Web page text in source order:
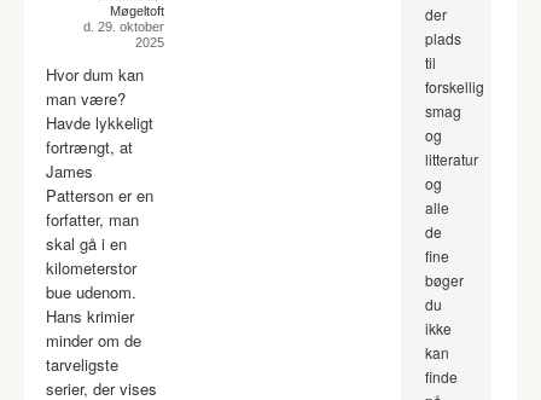
Møgeltoft
d. 29. oktober
2025
Hvor dum kan
man være?
Havde lykkeligt
fortrængt, at
James
Patterson er en
forfatter, man
skal gå i en
kilometerstor
bue udenom.
Hans krimier
minder om de
tarveligste
serier, der vises
der
plads
til
forskellig
smag
og
litteratur
og
alle
de
fine
bøger
du
ikke
kan
finde